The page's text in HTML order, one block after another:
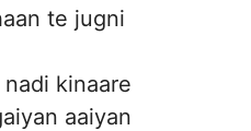
te jugni
kinaare
aaiyan